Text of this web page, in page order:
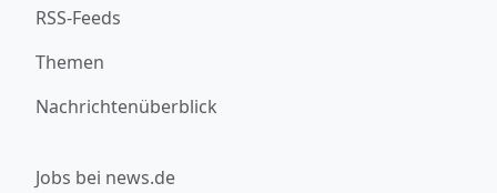
RSS-Feeds
Themen
Nachrichtenüberblick
Jobs bei news.de